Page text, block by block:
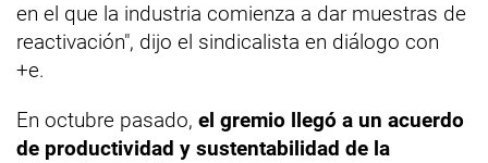
en el que la industria comienza a dar muestras de
reactivación", dijo el sindicalista en diálogo con
+e.
En octubre pasado, el gremio llegó a un acuerdo
de productividad y sustentabilidad de la